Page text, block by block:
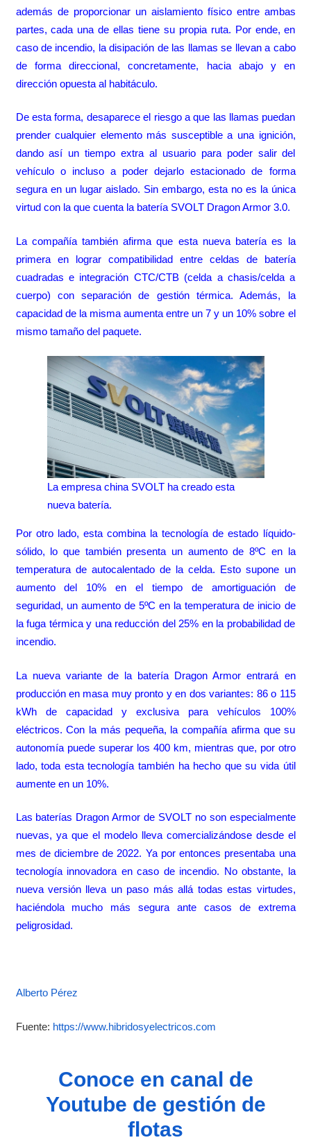
además de proporcionar un aislamiento físico entre ambas
partes, cada una de ellas tiene su propia ruta. Por ende, en
caso de incendio, la disipación de las llamas se llevan a cabo
de forma direccional, concretamente, hacia abajo y en
dirección opuesta al habitáculo.
De esta forma, desaparece el riesgo a que las llamas puedan
prender cualquier elemento más susceptible a una ignición,
dando así un tiempo extra al usuario para poder salir del
vehículo o incluso a poder dejarlo estacionado de forma
segura en un lugar aislado. Sin embargo, esta no es la única
virtud con la que cuenta la batería SVOLT Dragon Armor 3.0.
La compañía también afirma que esta nueva batería es la
primera en lograr compatibilidad entre celdas de batería
cuadradas e integración CTC/CTB (celda a chasis/celda a
cuerpo) con separación de gestión térmica. Además, la
capacidad de la misma aumenta entre un 7 y un 10% sobre el
mismo tamaño del paquete.
La empresa china SVOLT ha creado esta
nueva batería.
Por otro lado, esta combina la tecnología de estado líquido-
sólido, lo que también presenta un aumento de 8ºC en la
temperatura de autocalentado de la celda. Esto supone un
aumento del 10% en el tiempo de amortiguación de
seguridad, un aumento de 5ºC en la temperatura de inicio de
la fuga térmica y una reducción del 25% en la probabilidad de
incendio.
La nueva variante de la batería Dragon Armor entrará en
producción en masa muy pronto y en dos variantes: 86 o 115
kWh de capacidad y exclusiva para vehículos 100%
eléctricos. Con la más pequeña, la compañía afirma que su
autonomía puede superar los 400 km, mientras que, por otro
lado, toda esta tecnología también ha hecho que su vida útil
aumente en un 10%.
Las baterías Dragon Armor de SVOLT no son especialmente
nuevas, ya que el modelo lleva comercializándose desde el
mes de diciembre de 2022. Ya por entonces presentaba una
tecnología innovadora en caso de incendio. No obstante, la
nueva versión lleva un paso más allá todas estas virtudes,
haciéndola mucho más segura ante casos de extrema
peligrosidad.
Alberto Pérez
Fuente: https://www.hibridosyelectricos.com
Conoce en canal de
Youtube de gestión de
flotas